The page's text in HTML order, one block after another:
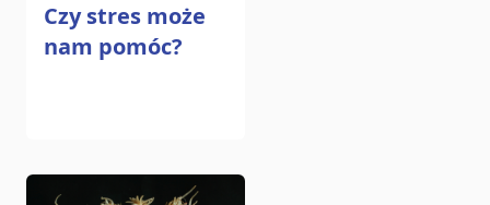
Czy stres może
nam pomóc?